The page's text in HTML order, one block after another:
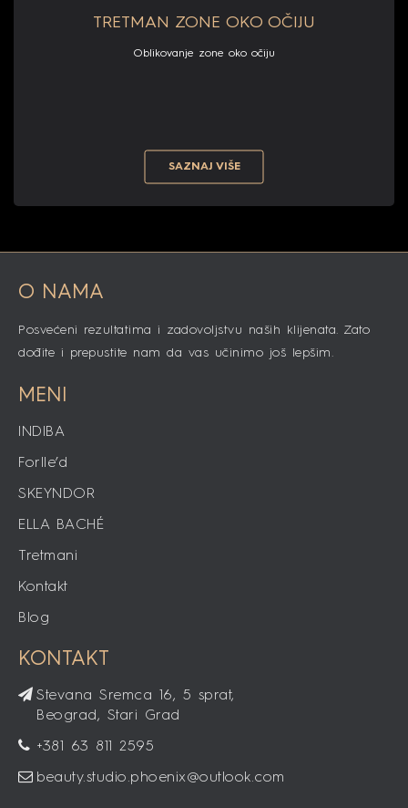
TRETMAN ZONE OKO OČIJU
Oblikovanje zone oko očiju
SAZNAJ VIŠE
O NAMA
Posvećeni rezultatima i zadovoljstvu naših klijenata. Zato
dođite i prepustite nam da vas učinimo još lepšim.
MENI
INDIBA
Forlle’d
SKEYNDOR
ELLA BACHÉ
Tretmani
Kontakt
Blog
KONTAKT
Stevana Sremca 16, 5 sprat,
Beograd, Stari Grad
+381 63 811 2595
beauty.studio.phoenix@outlook.com